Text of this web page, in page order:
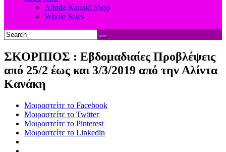
Alinda Kanaki Shop
Whole Sales
ΣΚΟΡΠΙΟΣ : Eβδομαδιαίες Προβλέψεις
από 25/2 έως και 3/3/2019 από την Αλίντα
Κανάκη
Μοιραστείτε το Facebook
Μοιραστείτε το Twitter
Μοιραστείτε το Pinterest
Μοιραστείτε το Linkedin